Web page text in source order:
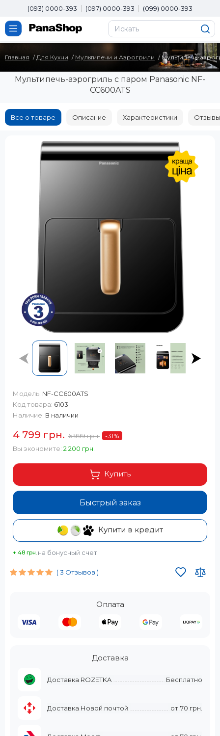
(093) 0000-393 (097) 0000-393 (099) 0000-393
Главная Для Кухни Мультипечи и Аэрогрили Мультипечь-
Мультипечь-аэрогриль с паром Panasonic NF-
CC600ATS
Все о товаре Описание Характеристики
( 3 Отзывов )
Оплата
Доставка
Доставка ROZETKA Бесплатно
Доставка Новой почтой от 70 грн.
Модель: NF-CC600ATS
Код товара: 6103
Наличие: В наличии
4 799 грн. 6 999 грн. -31%
Вы экономите: 2 200 грн.
Быстрый заказ
Купить
Купити в кредит
+ 48 грн. на бонусный счет